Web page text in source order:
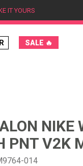
IT YOURS
SALE 🔥
NIKE
PNT V2K
014